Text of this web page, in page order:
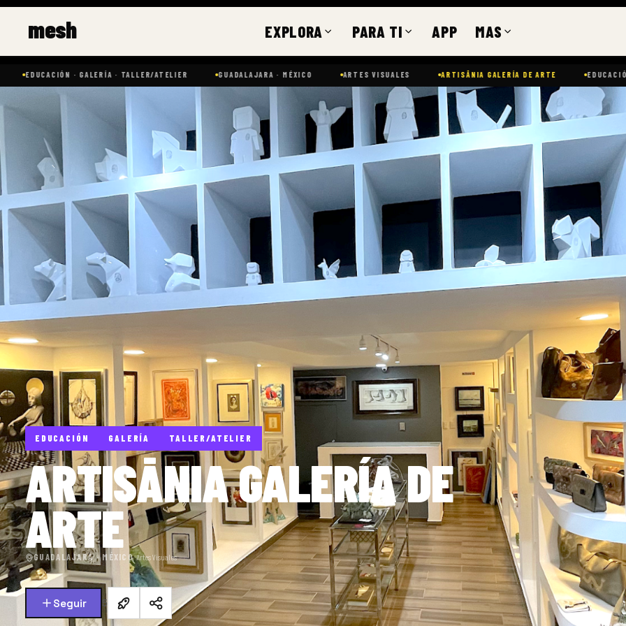
Ir
mesh EXPLORA PARA TI APP MAS
· GALERÍA · TALLER/ATELIER GUADALAJARA · MÉXICO ARTES VISUALES ARTISĀNIA GALERÍA DE ARTE EDUCACIÓN ·
EDUCACIÓN GALERÍA TALLER/ATELIER
ARTISĀNIA GALERÍA DE
ARTE
GUADALAJARA · MÉXICO·Artes Visuales
Seguir 5